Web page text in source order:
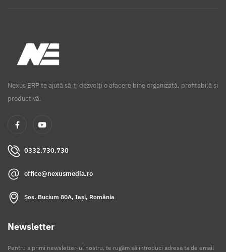
Nexus ERP te ajută să-ți dezvolți o afacere bine organizată, profitabilă și
productivă.
0332.730.730
office@nexusmedia.ro
Șos. Bucium 80A, Iași, România
Newsletter
Pentru a primi newsletter-ul nostru, te rugăm să introduci adresa ta de email